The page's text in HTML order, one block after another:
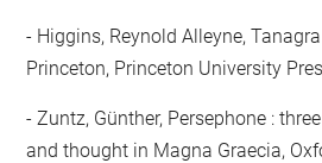
Higgins, Reynold Alleyne,
Princeton, Princeton University
Zuntz, Günther, Persephone :
and thought in Magna Graecia,